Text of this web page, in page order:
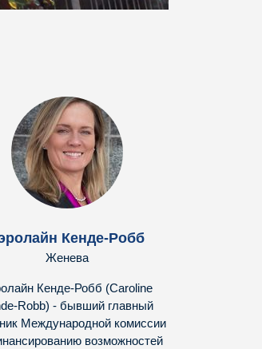
Кенде-Робб
Женева
Кенде-Робб (Сaroline
Robb) - бывший главный
Международной комиссии
возможностей